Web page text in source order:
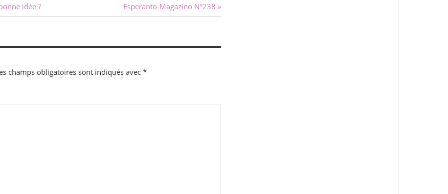
idée ?
Next
Post:
Esperanto-Magazino N°238
champs obligatoires sont indiqués avec *